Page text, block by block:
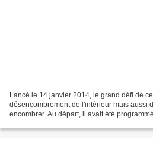
Lancé le 14 janvier 2014, le grand défi de
désencombrement de l'intérieur mais aussi
encombrer. Au départ, il avait été